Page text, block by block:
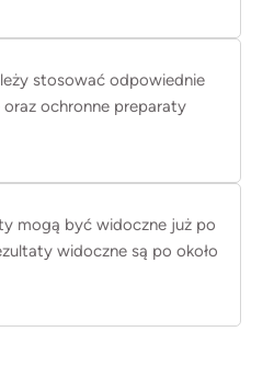
stosować odpowiednie
ochronne preparaty
mogą być widoczne już po
widoczne są po około